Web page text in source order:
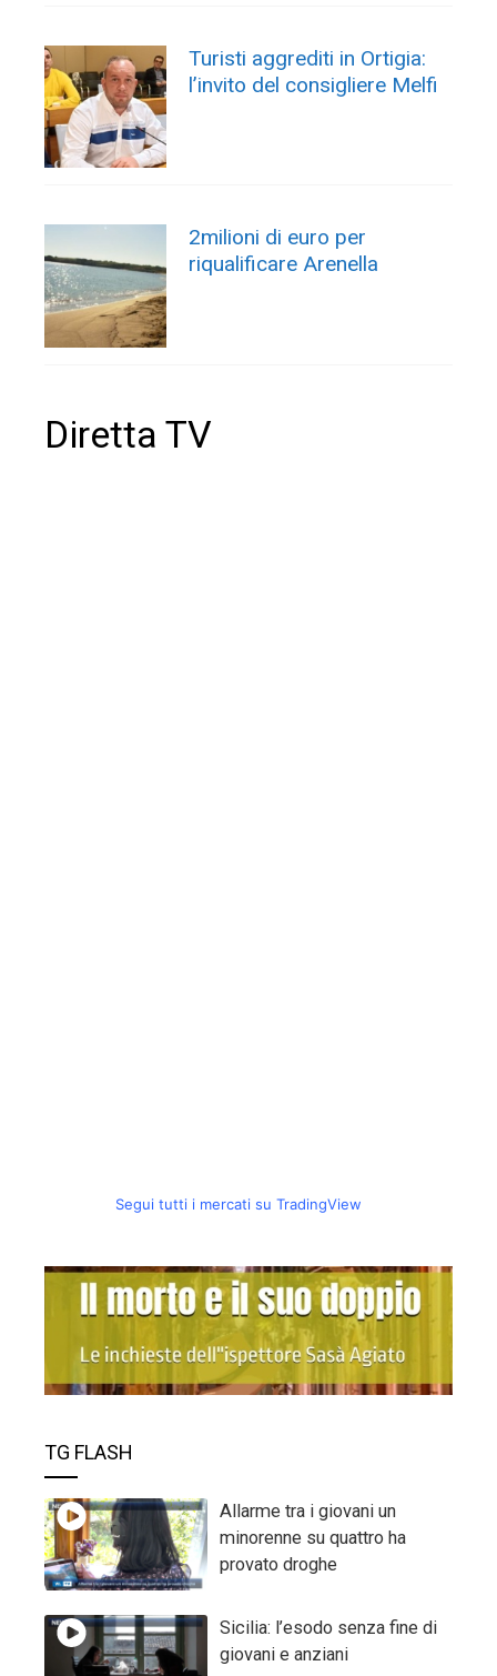
Turisti aggrediti in Ortigia:
l’invito del consigliere Melfi
2milioni di euro per
riqualificare Arenella
Diretta TV
Segui tutti i mercati su TradingView
TG FLASH
Allarme tra i giovani un
minorenne su quattro ha
provato droghe
Sicilia: l’esodo senza fine di
giovani e anziani